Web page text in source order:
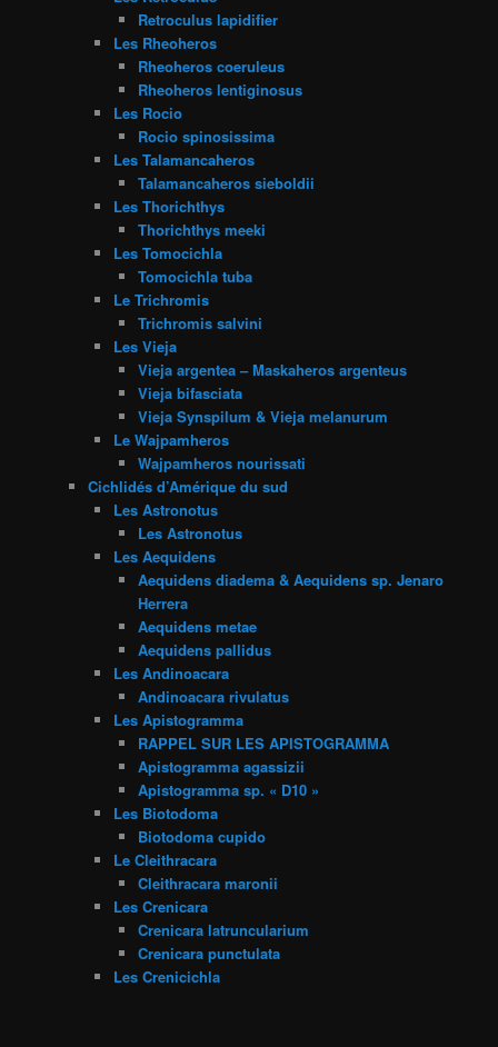
Retroculus lapidifier
Les Rheoheros
Rheoheros coeruleus
Rheoheros lentiginosus
Les Rocio
Rocio spinosissima
Les Talamancaheros
Talamancaheros sieboldii
Les Thorichthys
Thorichthys meeki
Les Tomocichla
Tomocichla tuba
Le Trichromis
Trichromis salvini
Les Vieja
Vieja argentea – Maskaheros argenteus
Vieja bifasciata
Vieja Synspilum & Vieja melanurum
Le Wajpamheros
Wajpamheros nourissati
Cichlidés d’Amérique du sud
Les Astronotus
Les Astronotus
Les Aequidens
Aequidens diadema & Aequidens sp. Jenaro
Herrera
Aequidens metae
Aequidens pallidus
Les Andinoacara
Andinoacara rivulatus
Les Apistogramma
RAPPEL SUR LES APISTOGRAMMA
Apistogramma agassizii
Apistogramma sp. « D10 »
Les Biotodoma
Biotodoma cupido
Le Cleithracara
Cleithracara maronii
Les Crenicara
Crenicara latruncularium
Crenicara punctulata
Les Crenicichla